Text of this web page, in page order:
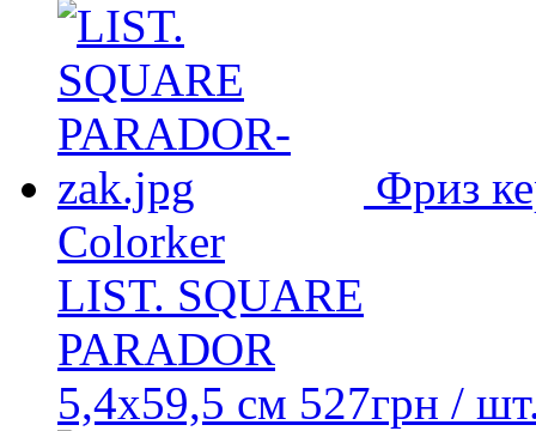
Фриз
Colorker
LIST. SQUARE
PARADOR
5,4x59,5 см 527грн /